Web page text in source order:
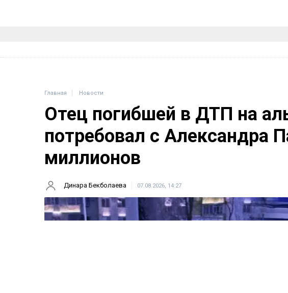
Главная Новости
Отец погибшей в ДТП на
потребовал с Александра
миллионов
Динара Бекболаева 07.08.2026, 14:27